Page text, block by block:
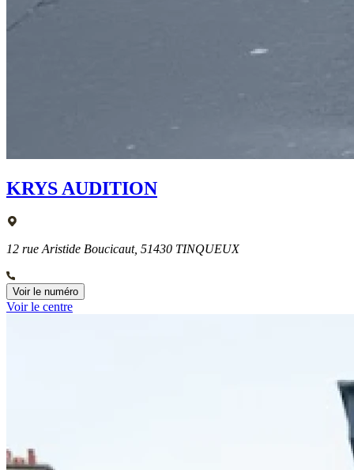
KRYS AUDITION
12 rue Aristide Boucicaut, 51430 TINQUEUX
Voir le numéro
Voir le centre